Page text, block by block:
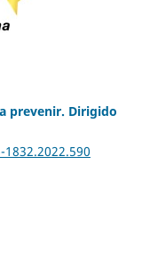
prevenir. Dirigido